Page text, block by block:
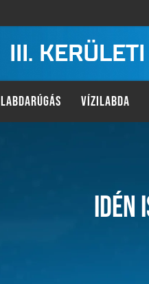
III.
LABDARÚGÁS VÍZILABDA
IDÉN